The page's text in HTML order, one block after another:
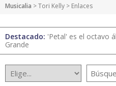
Musicalia >Tori Kelly > Enlaces
Destacado: 'Petal' es el octavo
Grande